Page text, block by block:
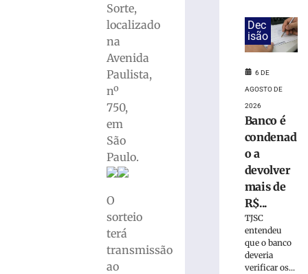
Sorte,
localizado
na
Avenida
Paulista,
nº
750,
em
São
Paulo.
O
sorteio
terá
transmissão
ao
intensa
Dec
isão
6 DE
AGOSTO DE
2026
Banco é
condenad
o a
devolver
mais de
R$...
TJSC
entendeu
que o banco
deveria
verificar os...